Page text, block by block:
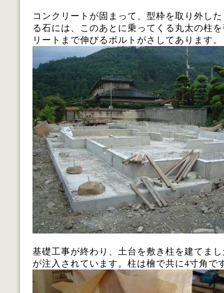
コンクリートが固まって、型枠を取り外し
る石には、このあとに乗ってくる丸太の柱
リートまで伸びるボルトがさしてあります
基礎工事が終わり、土台を敷き柱を建てま
が注入されています。柱は檜で共に4寸角で